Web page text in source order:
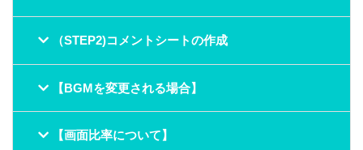
（STEP2)コメントシートの作成
【BGMを変更される場合】
【画面比率について】